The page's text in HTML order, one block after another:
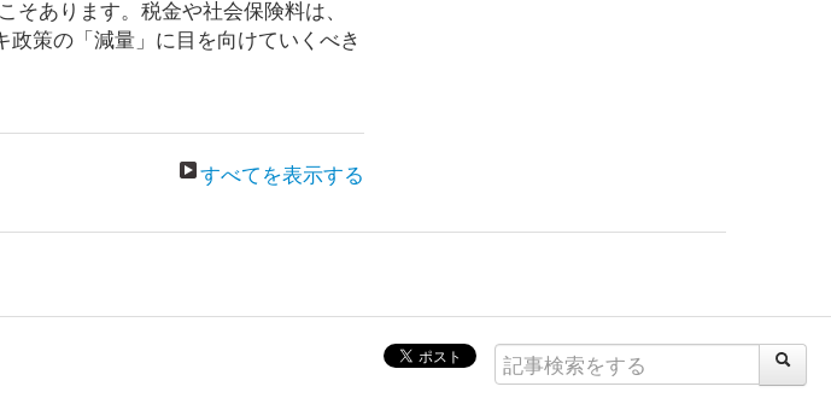
あります。税金や社会保険料は、
政策の「減量」に目を向けていくべき
すべてを表示する